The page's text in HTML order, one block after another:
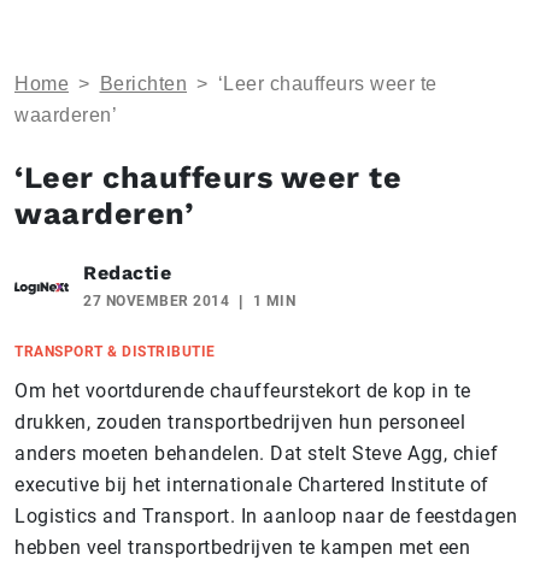
Home > Berichten > ‘Leer chauffeurs weer te
waarderen’
‘Leer chauffeurs weer te
waarderen’
Redactie
27 NOVEMBER 2014 1 MIN
TRANSPORT & DISTRIBUTIE
Om het voortdurende chauffeurstekort de kop in te
drukken, zouden transportbedrijven hun personeel
anders moeten behandelen. Dat stelt Steve Agg, chief
executive bij het internationale Chartered Institute of
Logistics and Transport. In aanloop naar de feestdagen
hebben veel transportbedrijven te kampen met een